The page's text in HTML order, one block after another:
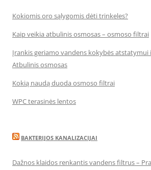
Kokiomis oro sąlygomis dėti trinkeles?
Kaip veikia atbulinis osmosas – osmoso filtrai
Įrankis geriamo vandens kokybės atstatymui
Atbulinis osmosas
Kokią naudą duoda osmoso filtrai
WPC terasinės lentos
BAKTERIJOS KANALIZACIJAI
Dažnos klaidos renkantis vandens filtrus –